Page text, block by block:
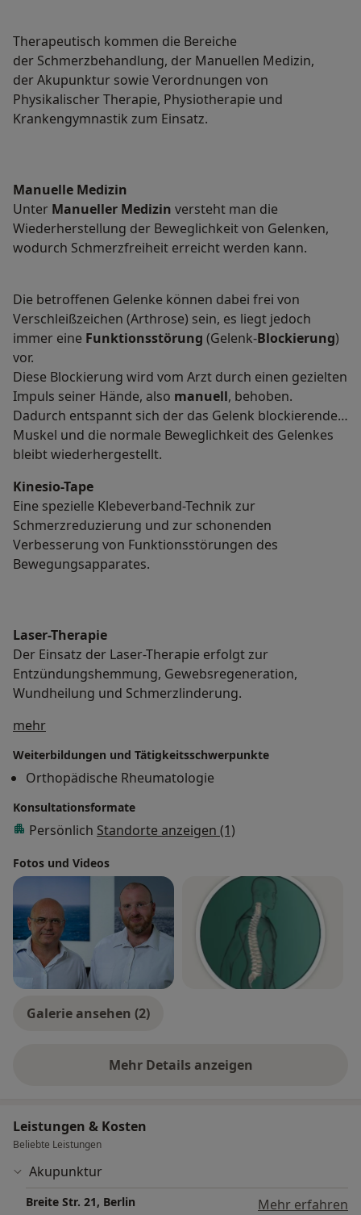
Therapeutisch kommen die Bereiche
der Schmerzbehandlung, der Manuellen Medizin,
der Akupunktur sowie Verordnungen von
Physikalischer Therapie, Physiotherapie und
Krankengymnastik zum Einsatz.
Manuelle Medizin
Unter Manueller Medizin versteht man die
Wiederherstellung der Beweglichkeit von Gelenken,
wodurch Schmerzfreiheit erreicht werden kann.
Die betroffenen Gelenke können dabei frei von
Verschleißzeichen (Arthrose) sein, es liegt jedoch
immer eine Funktionsstörung (Gelenk-Blockierung)
vor.
Diese Blockierung wird vom Arzt durch einen gezielten
Impuls seiner Hände, also manuell, behoben.
Dadurch entspannt sich der das Gelenk blockierende
Muskel und die normale Beweglichkeit des Gelenkes
bleibt wiederhergestellt.
Kinesio-Tape
Eine spezielle Klebeverband-Technik zur
Schmerzreduzierung und zur schonenden
Verbesserung von Funktionsstörungen des
Bewegungsapparates.
Laser-Therapie
Der Einsatz der Laser-Therapie erfolgt zur
Entzündungshemmung, Gewebsregeneration,
Wundheilung und Schmerzlinderung.
mehrÜber mich
Weiterbildungen und Tätigkeitsschwerpunkte
Orthopädische Rheumatologie
Konsultationsformate
Persönlich Standorte anzeigen (1)
Fotos und Videos
Galerie ansehen (2)
Mehr Details anzeigen
über Erfahrungen
Leistungen & Kosten
Beliebte Leistungen
Akupunktur
Breite Str. 21, Berlin Mehr erfahren